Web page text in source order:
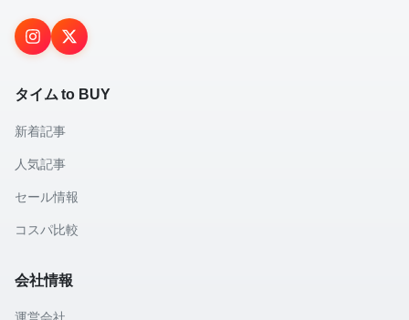
タイム to BUY
新着記事
人気記事
セール情報
コスパ比較
会社情報